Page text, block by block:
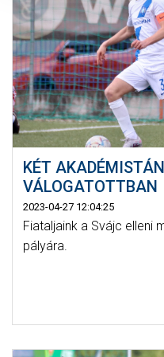
KÉT
VÁLOGATOTTBAN
2023-04-27 12:04:25
Fiataljaink a Svájc elleni
pályára.